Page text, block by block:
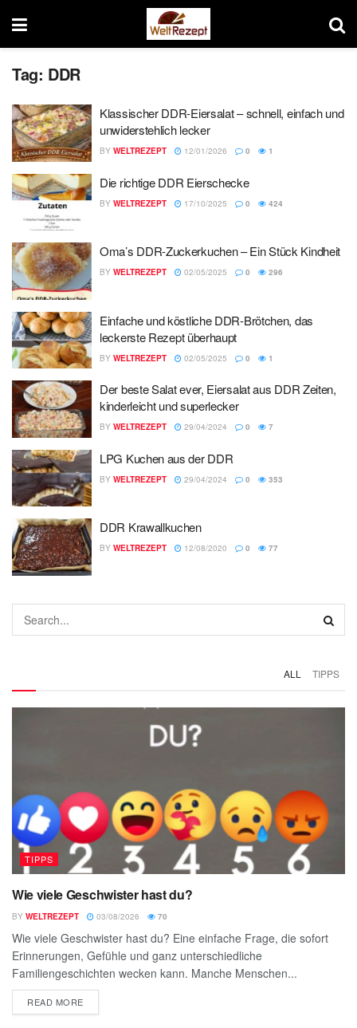
Tag: DDR
Klassischer DDR-Eiersalat – schnell, einfach und
unwiderstehlich lecker
BY WELTREZEPT 12/01/2026 0 1
Die richtige DDR Eierschecke
BY WELTREZEPT 17/10/2025 0 424
Oma’s DDR-Zuckerkuchen – Ein Stück Kindheit
BY WELTREZEPT 02/05/2025 0 296
Einfache und köstliche DDR-Brötchen, das
leckerste Rezept überhaupt
BY WELTREZEPT 02/05/2025 0 1
Der beste Salat ever, Eiersalat aus DDR Zeiten,
kinderleicht und superlecker
BY WELTREZEPT 29/04/2024 0 7
LPG Kuchen aus der DDR
BY WELTREZEPT 29/04/2024 0 353
DDR Krawallkuchen
BY WELTREZEPT 12/08/2020 0 77
ALL TIPPS
TIPPS
Wie viele Geschwister hast du?
BY WELTREZEPT 03/08/2026 70
Wie viele Geschwister hast du? Eine einfache Frage, die sofort
Erinnerungen, Gefühle und ganz unterschiedliche
Familiengeschichten wecken kann. Manche Menschen...
READ MORE